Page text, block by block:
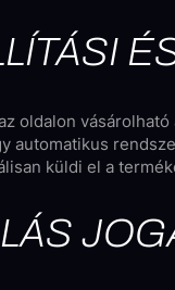
oldalon
automatikus
küldi el a